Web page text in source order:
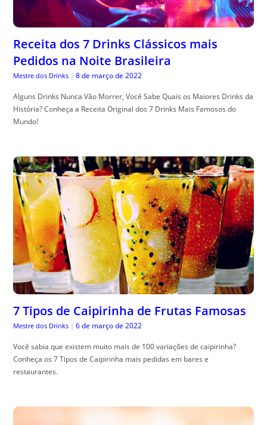
Receita dos 7 Drinks Clássicos mais
Pedidos na Noite Brasileira
Mestre dos Drinks | 8 de março de 2022
Alguns Drinks Nunca Vão Morrer, Você Sabe Quais os Maiores Drinks da
História? Conheça a Receita Original dos 7 Drinks Mais Famosos do
Mundo!
7 Tipos de Caipirinha de Frutas Famosas
Mestre dos Drinks | 6 de março de 2022
Você sabia que existem muito mais de 100 variações de caipirinha?
Conheça os 7 Tipos de Caipirinha mais pedidas em bares e
restaurantes.